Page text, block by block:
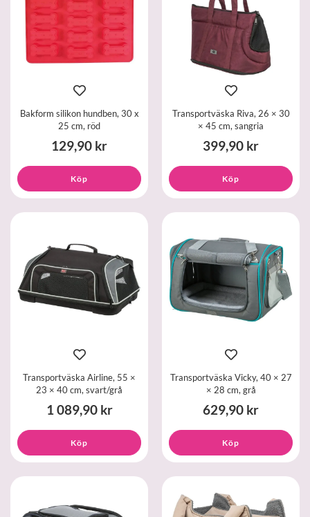
Bakform silikon hundben, 30 x
25 cm, röd
129,90 kr
Köp
Transportväska Riva, 26 × 30
× 45 cm, sangria
399,90 kr
Köp
Transportväska Airline, 55 ×
23 × 40 cm, svart/grå
1 089,90 kr
Köp
Transportväska Vicky, 40 × 27
× 28 cm, grå
629,90 kr
Köp